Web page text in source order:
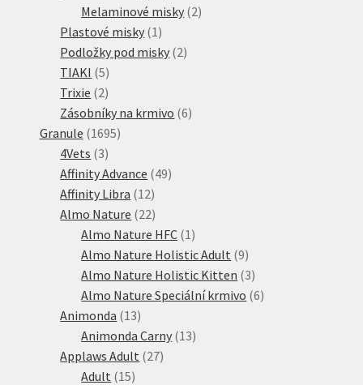
produktů
Melaminové misky 22
Plastové misky 1 1
produkt
Podložky pod misky 22
TIAKI 55
produktů
Trixie 22
produkty
Zásobníky na krmivo 66
Granule 16951695
4Vets 33
produkty
Affinity Advance 4949
Affinity Libra 1212
produktů
Almo Nature 2222
produktů
Almo Nature HFC 1 1
produkt
Almo Nature Holistic Adult 99
produktů
Almo Nature Holistic Kitten 33
produkty
Almo Nature Speciální krmivo 66
Animonda 1313
produktů
Animonda Carny 1313
Applaws Adult 2727
Adult 1515